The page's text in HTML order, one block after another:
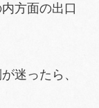
方面の出口
迷ったら、